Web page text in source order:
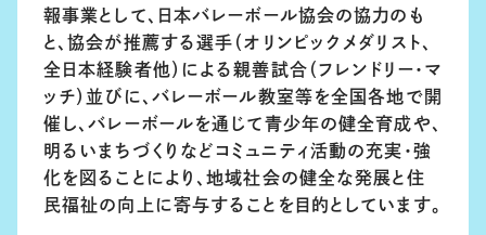
報事業として、日本バレーボール協会の協力のも
と、協会が推薦する選手（オリンピックメダリスト、
全日本経験者他）による親善試合（フレンドリー・マ
ッチ）並びに、バレーボール教室等を全国各地で開
催し、バレーボールを通じて青少年の健全育成や、
明るいまちづくりなどコミュニティ活動の充実・強
化を図ることにより、地域社会の健全な発展と住
民福祉の向上に寄与することを目的としています。